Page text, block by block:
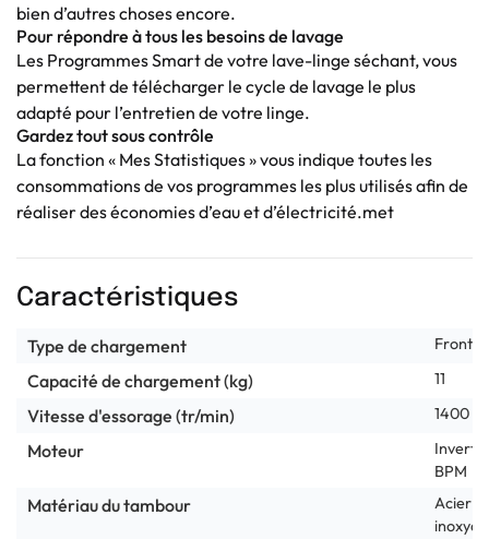
bien d’autres choses encore.
Pour répondre à tous les besoins de lavage
Les Programmes Smart de votre lave-linge séchant, vous
permettent de télécharger le cycle de lavage le plus
adapté pour l’entretien de votre linge.
Gardez tout sous contrôle
La fonction « Mes Statistiques » vous indique toutes les
consommations de vos programmes les plus utilisés afin de
réaliser des économies d’eau et d’électricité.met
Caractéristiques
Type de chargement Frontal
Capacité de chargement (kg) 11
Vitesse d'essorage (tr/min) 1400
Moteur
BPM
Matériau du tambour
Acier